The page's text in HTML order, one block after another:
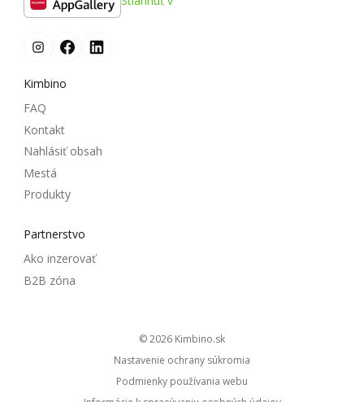
Kimbino
FAQ
Kontakt
Nahlásiť obsah
Mestá
Produkty
Partnerstvo
Ako inzerovať
B2B zóna
© 2026
kimbino.sk
Nastavenie ochrany súkromia
Podmienky používania webu